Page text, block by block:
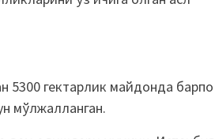
5300 гектарлик майдонда барпо
мўлжалланган.